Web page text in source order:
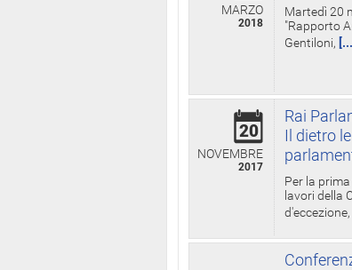
MARZO
2018
Martedì 20
"Rapporto
Gentiloni,
20
NOVEMBRE
2017
Rai
Il dietro
Per la
lavori della
d'eccezione,